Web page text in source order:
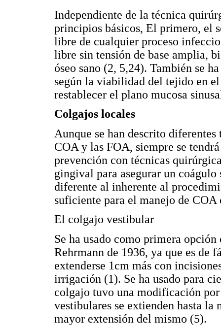
Independiente de la técnica
principios básicos, El primero, el
libre de cualquier proceso
libre sin tensión de base amplia,
óseo sano (2, 5,24). También se
según la viabilidad del tejido en
restablecer el plano mucosa
Colgajos locales
Aunque se han descrito
COA y las FOA, siempre se
prevención con técnicas
gingival para asegurar un
diferente al inherente al
suficiente para el manejo de
El colgajo vestibular
Se ha usado como primera
Rehrmann de 1936, ya que es de
extenderse 1cm más con
irrigación (1). Se ha usado para
colgajo tuvo una modificación
vestibulares se extienden hasta
mayor extensión del mismo (5).